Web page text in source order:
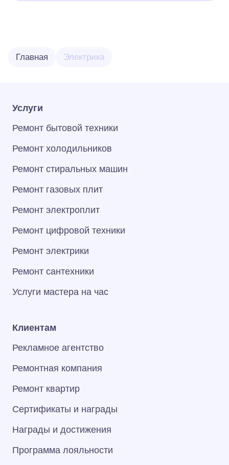
Главная Электрика
Услуги
Ремонт бытовой техники
Ремонт холодильников
Ремонт стиральных машин
Ремонт газовых плит
Ремонт электроплит
Ремонт цифровой техники
Ремонт электрики
Ремонт сантехники
Услуги мастера на час
Клиентам
Рекламное агентство
Ремонтная компания
Ремонт квартир
Сертификаты и награды
Награды и достижения
Программа лояльности